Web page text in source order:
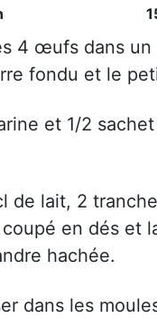
4 œufs dans un
fondu et le
et 1/2
de lait, 2
en dés et
hachée.
dans les